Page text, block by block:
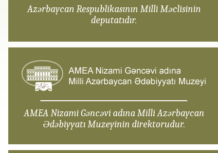
Azərbaycan Respublikasının Milli Məclisinin
deputatıdır.
AMEA Nizami Gəncəvi adına Milli Azərbaycan
Ədəbiyyatı Muzeyinin direktorudur.